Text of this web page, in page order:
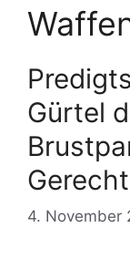
Gürtel
4. November